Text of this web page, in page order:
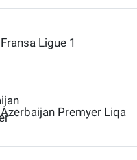
Fransa Ligue 1
Azerbaijan Premyer Liqa